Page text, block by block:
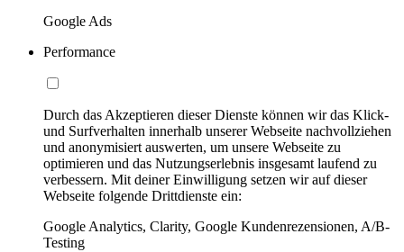
Google Ads
Performance
Durch das Akzeptieren dieser Dienste können wir das Klick-
und Surfverhalten innerhalb unserer Webseite nachvollziehen
und anonymisiert auswerten, um unsere Webseite zu
optimieren und das Nutzungserlebnis insgesamt laufend zu
verbessern. Mit deiner Einwilligung setzen wir auf dieser
Webseite folgende Drittdienste ein:
Google Analytics, Clarity, Google Kundenrezensionen, A/B-
Testing